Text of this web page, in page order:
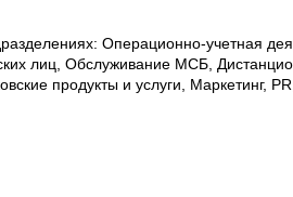
Операционно-учетная
лиц, Обслуживание МСБ,
продукты и услуги, Маркетинг,